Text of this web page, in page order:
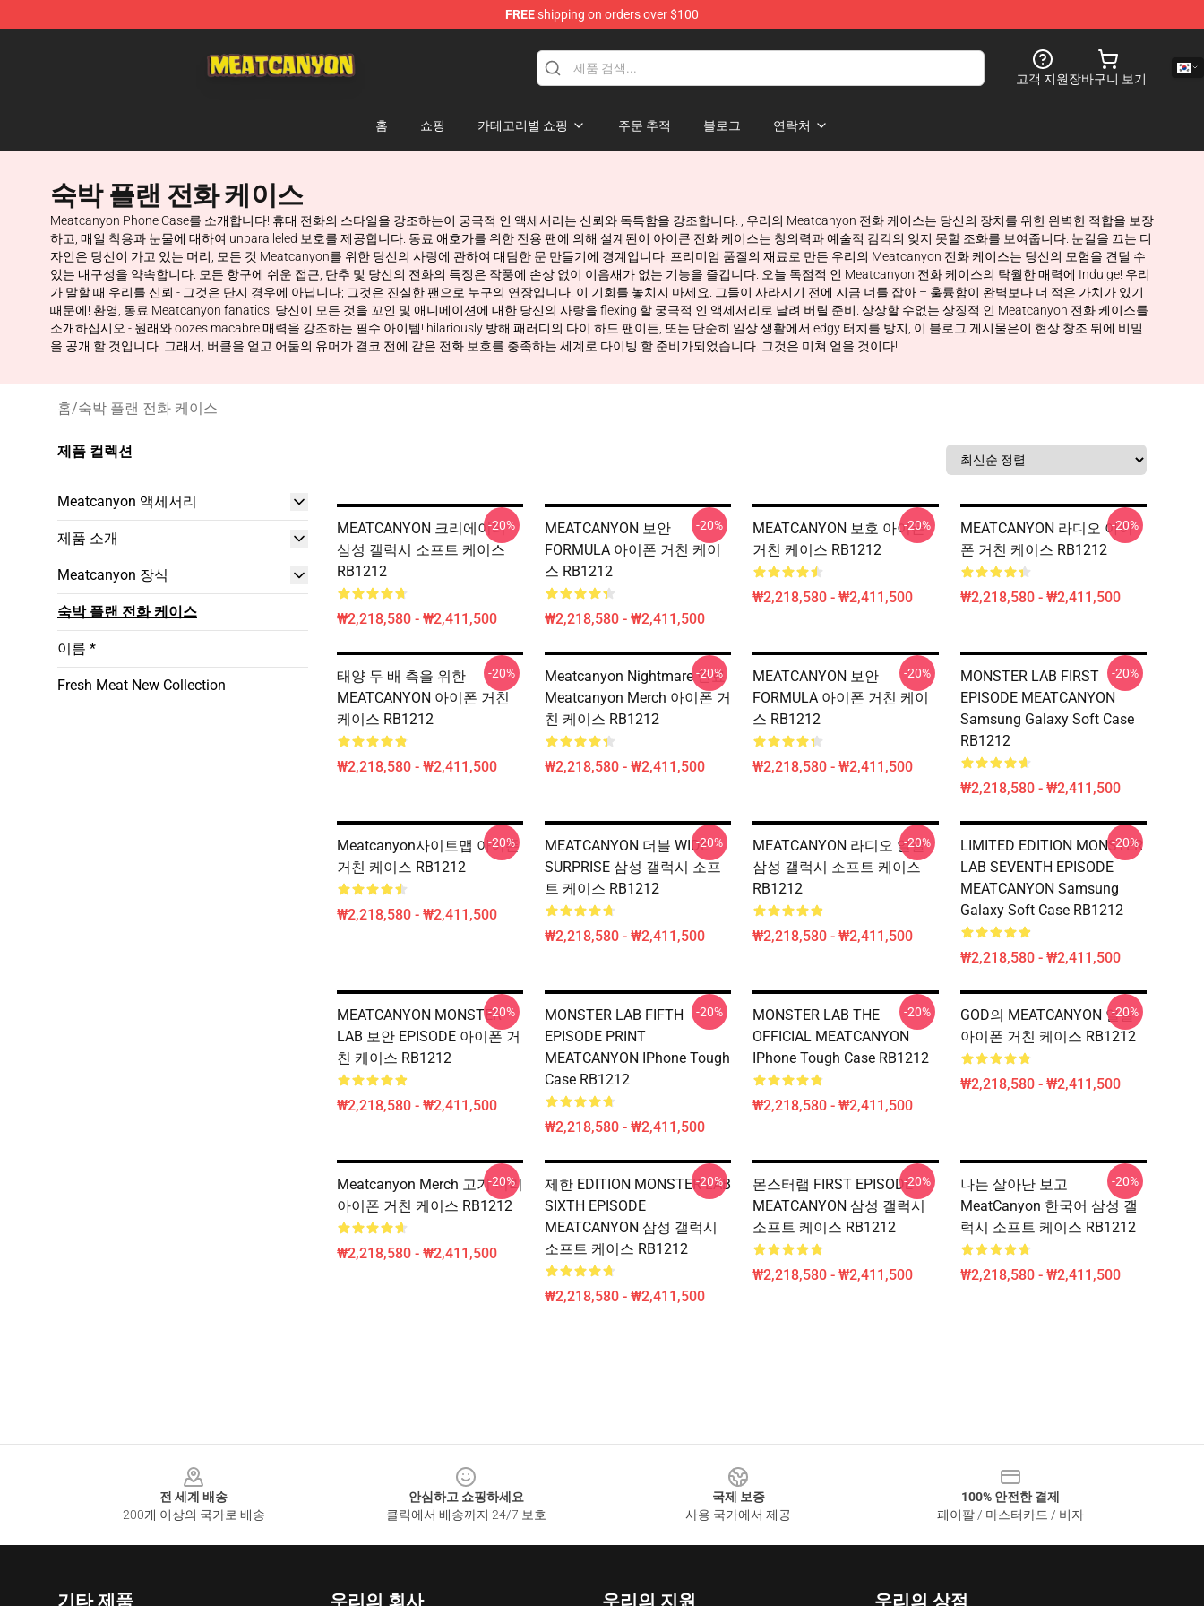
FREEshipping on orders over $100
고객 지원장바구니 보기
홈 쇼핑 카테고리별 쇼핑 주문 추적 블로그 연락처
숙박 플랜 전화 케이스
Meatcanyon Phone Case를 소개합니다! 휴대 전화의 스타일을 강조하는이 궁극적 인 액세서리는 신뢰와 독특함을 강조합니다. , 우리의 Meatcanyon 전화 케이스는 당신의 장치를 위한 완벽한 적합을 보장
하고, 매일 착용과 눈물에 대하여 unparalleled 보호를 제공합니다. 동료 애호가를 위한 전용 팬에 의해 설계된이 아이콘 전화 케이스는 창의력과 예술적 감각의 잊지 못할 조화를 보여줍니다. 눈길을 끄는 디
자인은 당신이 가고 있는 머리, 모든 것 Meatcanyon를 위한 당신의 사랑에 관하여 대담한 문 만들기에 경계입니다! 프리미엄 품질의 재료로 만든 우리의 Meatcanyon 전화 케이스는 당신의 모험을 견딜 수
있는 내구성을 약속합니다. 모든 항구에 쉬운 접근, 단추 및 당신의 전화의 특징은 작풍에 손상 없이 이음새가 없는 기능을 즐깁니다. 오늘 독점적 인 Meatcanyon 전화 케이스의 탁월한 매력에 Indulge! 우리
가 말할 때 우리를 신뢰 - 그것은 단지 경우에 아닙니다; 그것은 진실한 팬으로 누구의 연장입니다. 이 기회를 놓치지 마세요. 그들이 사라지기 전에 지금 너를 잡아 – 훌륭함이 완벽보다 더 적은 가치가 있기
때문에! 환영, 동료 Meatcanyon fanatics! 당신이 모든 것을 꼬인 및 애니메이션에 대한 당신의 사랑을 flexing 할 궁극적 인 액세서리로 날려 버릴 준비. 상상할 수없는 상징적 인 Meatcanyon 전화 케이스를
소개하십시오 - 원래와 oozes macabre 매력을 강조하는 필수 아이템! hilariously 방해 패러디의 다이 하드 팬이든, 또는 단순히 일상 생활에서 edgy 터치를 방지, 이 블로그 게시물은이 현상 창조 뒤에 비밀
을 공개 할 것입니다. 그래서, 버클을 얻고 어둠의 유머가 결코 전에 같은 전화 보호를 충족하는 세계로 다이빙 할 준비가되었습니다. 그것은 미쳐 얻을 것이다!
홈/숙박 플랜 전화 케이스
제품 컬렉션
Meatcanyon 액세서리
제품 소개
Meatcanyon 장식
숙박 플랜 전화 케이스
이름 *
Fresh Meat New Collection
MEATCANYON 크리에이터
삼성 갤럭시 소프트 케이스
RB1212
₩2,218,580 - ₩2,411,500
-20%
MEATCANYON 보안
FORMULA 아이폰 거친 케이
스 RB1212
₩2,218,580 - ₩2,411,500
-20%
MEATCANYON 보호 아이폰
거친 케이스 RB1212
₩2,218,580 - ₩2,411,500
-20%
MEATCANYON 라디오 아이
폰 거친 케이스 RB1212
₩2,218,580 - ₩2,411,500
-20%
태양 두 배 측을 위한
MEATCANYON 아이폰 거친
케이스 RB1212
₩2,218,580 - ₩2,411,500
-20%
Meatcanyon Nightmare 연료
Meatcanyon Merch 아이폰 거
친 케이스 RB1212
₩2,218,580 - ₩2,411,500
-20%
MEATCANYON 보안
FORMULA 아이폰 거친 케이
스 RB1212
₩2,218,580 - ₩2,411,500
-20%
MONSTER LAB FIRST
EPISODE MEATCANYON
Samsung Galaxy Soft Case
RB1212
₩2,218,580 - ₩2,411,500
-20%
Meatcanyon사이트맵 아이폰
거친 케이스 RB1212
₩2,218,580 - ₩2,411,500
-20%
MEATCANYON 더블 WIDE
SURPRISE 삼성 갤럭시 소프
트 케이스 RB1212
₩2,218,580 - ₩2,411,500
-20%
MEATCANYON 라디오 얼굴
삼성 갤럭시 소프트 케이스
RB1212
₩2,218,580 - ₩2,411,500
-20%
LIMITED EDITION MONSTER
LAB SEVENTH EPISODE
MEATCANYON Samsung
Galaxy Soft Case RB1212
₩2,218,580 - ₩2,411,500
-20%
MEATCANYON MONSTER
LAB 보안 EPISODE 아이폰 거
친 케이스 RB1212
₩2,218,580 - ₩2,411,500
-20%
MONSTER LAB FIFTH
EPISODE PRINT
MEATCANYON IPhone Tough
Case RB1212
₩2,218,580 - ₩2,411,500
-20%
MONSTER LAB THE
OFFICIAL MEATCANYON
IPhone Tough Case RB1212
₩2,218,580 - ₩2,411,500
-20%
GOD의 MEATCANYON 얼굴
아이폰 거친 케이스 RB1212
₩2,218,580 - ₩2,411,500
-20%
Meatcanyon Merch 고기 머리
아이폰 거친 케이스 RB1212
₩2,218,580 - ₩2,411,500
-20%
제한 EDITION MONSTER LAB
SIXTH EPISODE
MEATCANYON 삼성 갤럭시
소프트 케이스 RB1212
₩2,218,580 - ₩2,411,500
-20%
몬스터랩 FIRST EPISODE
MEATCANYON 삼성 갤럭시
소프트 케이스 RB1212
₩2,218,580 - ₩2,411,500
-20%
나는 살아난 보고
MeatCanyon 한국어 삼성 갤
럭시 소프트 케이스 RB1212
₩2,218,580 - ₩2,411,500
-20%
전 세계 배송
200개 이상의 국가로 배송
안심하고 쇼핑하세요
클릭에서 배송까지 24/7 보호
국제 보증
사용 국가에서 제공
100% 안전한 결제
페이팔 / 마스터카드 / 비자
기타 제품 우리의 회사 우리의 지원 우리의 상점